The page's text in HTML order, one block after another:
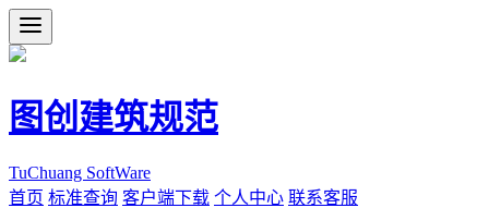
图创建筑规范
TuChuang SoftWare
首页 标准查询 客户端下载 个人中心 联系客服